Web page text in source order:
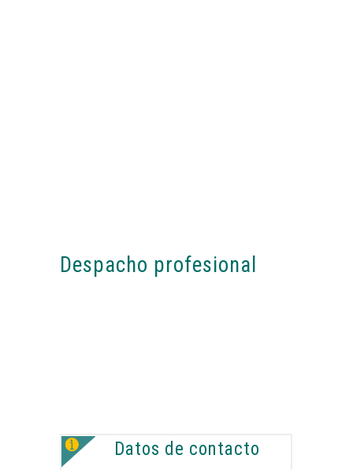
Despacho profesional
Datos de contacto